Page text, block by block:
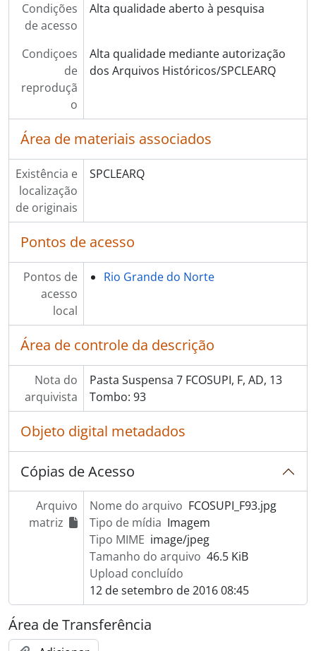
Condições
de acesso
Alta qualidade aberto à pesquisa
Condiçoes
de
reproduçã
o
Alta qualidade mediante autorização
dos Arquivos Históricos/SPCLEARQ
Área de materiais associados
Existência e
localização
de originais
SPCLEARQ
Pontos de acesso
Pontos de
acesso
local
Rio Grande do Norte
Área de controle da descrição
Nota do
arquivista
Pasta Suspensa 7 FCOSUPI, F, AD, 13
Tombo: 93
Objeto digital metadados
Cópias de Acesso
Arquivo
matriz
Nome do arquivo FCOSUPI_F93.jpg
Tipo de mídia Imagem
Tipo MIME image/jpeg
Tamanho do arquivo 46.5 KiB
Upload concluído
12 de setembro de 2016 08:45
Área de Transferência